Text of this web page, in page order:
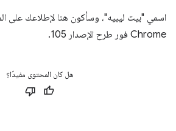
اسمي "بيت ليبيه"، وسأكون هنا لإطلاعك على
Chrome فور طرح الإصدار 105.
هل كان المحتوى مفيدًا؟